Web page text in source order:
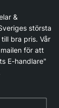
&
största
bra pris. Vår
för att
E-handlare"